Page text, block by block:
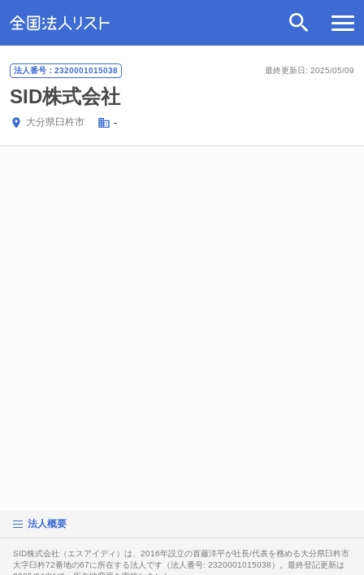
最終更新日: 2025/05/09
法人番号：2320001015038
SID株式会社
大分県臼杵市 -
法人概要
SID株式会社（エスアイディ）は、2016年設立の首藤洋平が社長/代表を務める大分県臼杵市
大字臼杵72番地の67に所在する法人です（法人番号: 2320001015038）。最終登記更新は